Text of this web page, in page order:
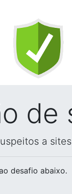
de
a
desafio abaixo.